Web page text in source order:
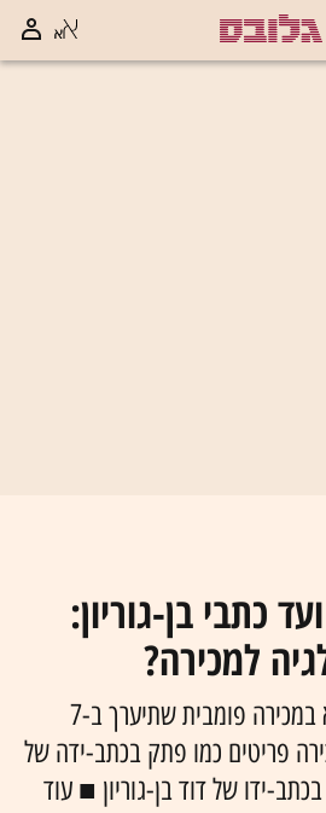
כתבי בן-גוריון:
למכירה?
מוזיאון נחום גוטמן יוצא במכירה פומבית ש‎‎‏תיערך ב-7
פריטים כמו פתק בכתב-ידה של
ידו של דוד בן-גוריון ■ עוד